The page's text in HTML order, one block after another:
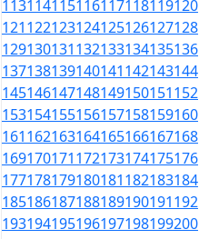
113114115116117118119120
121122123124125126127128
129130131132133134135136
137138139140141142143144
145146147148149150151152
153154155156157158159160
161162163164165166167168
169170171172173174175176
177178179180181182183184
185186187188189190191192
193194195196197198199200